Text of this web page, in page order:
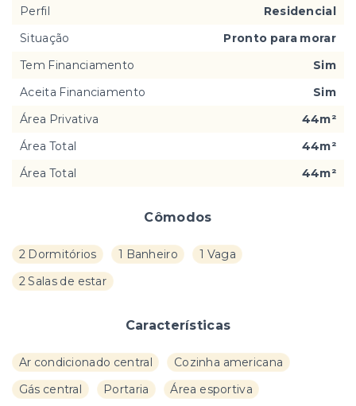
Cômodos
2 Dormitórios 1 Banheiro
1 Vaga
2 Salas de estar
Características
Ar condicionado central
Cozinha americana
Gás central
Portaria Área esportiva
Perfil
Residencial
Situação
Pronto para morar
Tem Financiamento
Sim
Aceita Financiamento
Sim
Área Privativa
44m²
Área Total
44m²
Área Total
44m²